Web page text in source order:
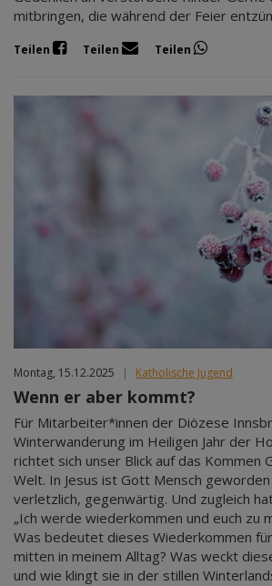
mitbringen, die während der Feier
Teilen Teilen Teilen
Montag, 15.12.2025 | Katholische Jugend
Wenn er aber kommt?
Für Mitarbeiter*innen der Diözese
Winterwanderung im Heiligen Jahr der
richtet sich unser Blick auf das Kommen
Welt. In Jesus ist Gott Mensch geworden
verletzlich, gegenwärtig. Und zugleich
„Ich werde wiederkommen und euch zu
Was bedeutet dieses Wiederkommen
mitten in meinem Alltag? Was weckt
und wie klingt sie in der stillen